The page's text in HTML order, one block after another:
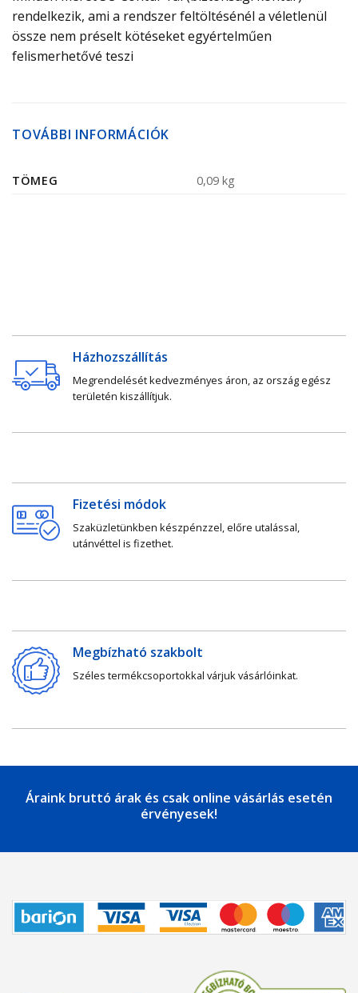
rendelkezik, ami a rendszer feltöltésénél a véletlenül
össze nem préselt kötéseket egyértelműen
felismerhetővé teszi
TOVÁBBI INFORMÁCIÓK
TÖMEG 0,09 kg
Házhozszállítás
Megrendelését kedvezményes áron, az ország egész
területén kiszállítjuk.
Fizetési módok
Szaküzletünkben készpénzzel, előre utalással,
utánvéttel is fizethet.
Megbízható szakbolt
Széles termékcsoportokkal várjuk vásárlóinkat.
Áraink bruttó árak és csak online vásárlás esetén
érvényesek!